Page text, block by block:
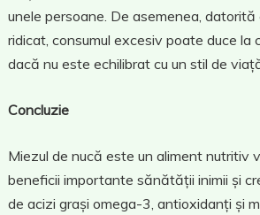
unele persoane. De asemenea, datorită
ridicat, consumul excesiv poate duce la
dacă nu este echilibrat cu un stil de
Concluzie
Miezul de nucă este un aliment nutritiv
beneficii importante sănătății inimii și
de acizi grași omega-3, antioxidanți și